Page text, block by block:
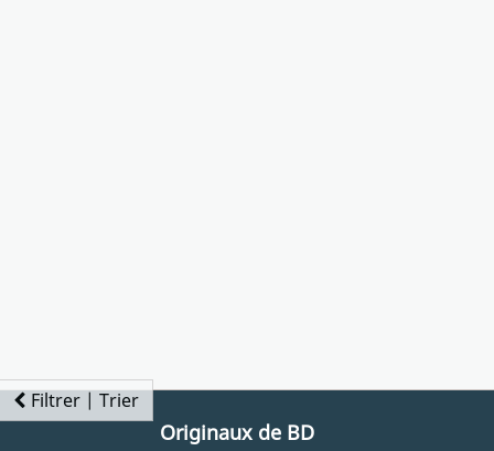
Filtrer | Trier
Originaux de BD